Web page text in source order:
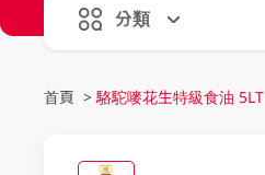
分類
首頁 >駱駝嘜花生特級食油 5LT